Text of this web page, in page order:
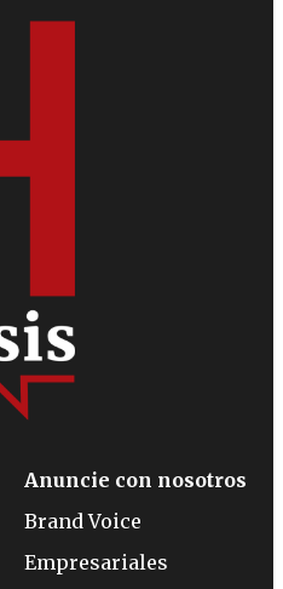
Anuncie con nosotros
Brand Voice
Empresariales